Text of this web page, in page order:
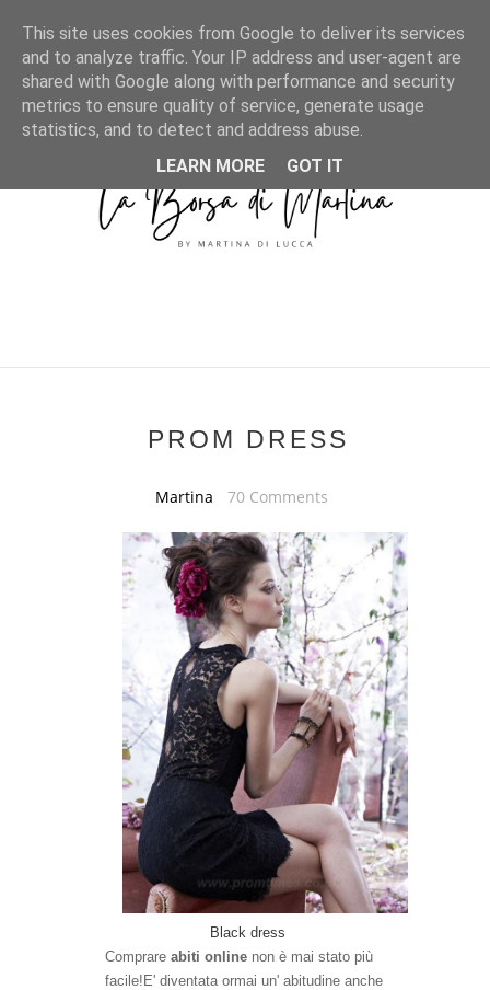
MENU
PROM DRESS
Martina 70 Comments
Black dress
Comprare abiti online non è mai stato più
facile!E' diventata ormai un' abitudine anche
This site uses cookies from Google to deliver its services
and to analyze traffic. Your IP address and user-agent are
shared with Google along with performance and security
metrics to ensure quality of service, generate usage
statistics, and to detect and address abuse.
LEARN MORE
GOT IT